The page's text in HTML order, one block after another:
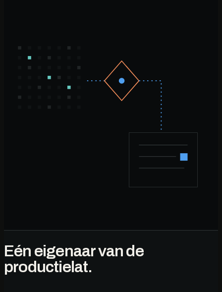
Eén eigenaar van de
productielat.